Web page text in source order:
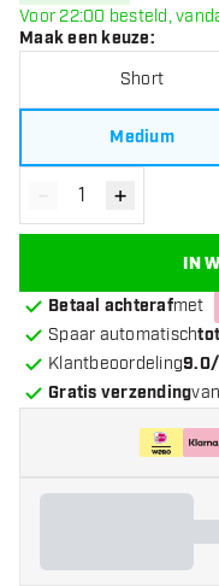
Voor 22:00 besteld,
Maak een keuze:
Short
Medium
Verminder
- Verhoog
+
IN
Betaal achterafmet
Spaar automatisch
Klantbeoordeling
Gratis verzending